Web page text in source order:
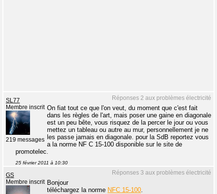
Réponses 2 aux problèmes électricité
SL77
Membre inscrit
219 messages
On fiat tout ce que l'on veut, du moment que c'est fait
dans les règles de l'art, mais poser une gaine en diagonale
est un peu bête, vous risquez de la percer le jour ou vous
mettez un tableau ou autre au mur, personnellement je ne
les passe jamais en diagonale. pour la SdB reportez vous
a la norme NF C 15-100 disponible sur le site de
promotelec.
25 février 2011 à 10:30
Réponses 3 aux problèmes électricité
GS
Membre inscrit Bonjour
téléchargez la norme NFC 15-100.